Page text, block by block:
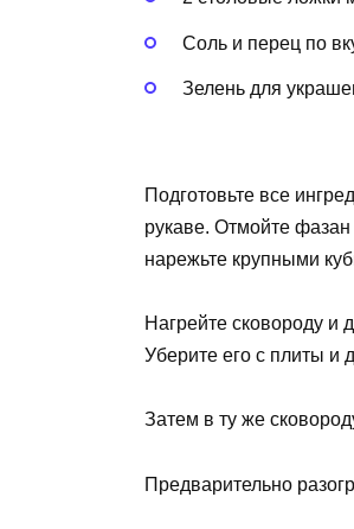
Соль и перец по
Зелень для
Подготовьте все
рукаве. Отмойте
нарежьте крупными
Нагрейте сковороду и
Уберите его с плиты и
Затем в ту же
Предварительно